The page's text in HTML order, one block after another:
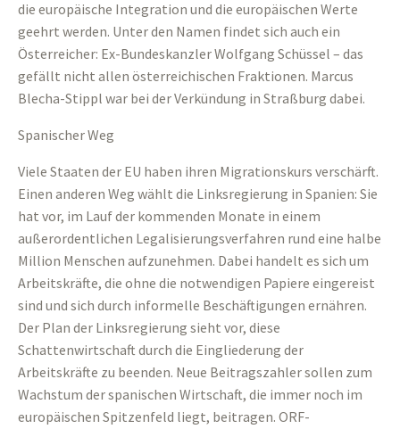
die europäische Integration und die europäischen Werte
geehrt werden. Unter den Namen findet sich auch ein
Österreicher: Ex-Bundeskanzler Wolfgang Schüssel – das
gefällt nicht allen österreichischen Fraktionen. Marcus
Blecha-Stippl war bei der Verkündung in Straßburg dabei.
Spanischer Weg
Viele Staaten der EU haben ihren Migrationskurs verschärft.
Einen anderen Weg wählt die Linksregierung in Spanien: Sie
hat vor, im Lauf der kommenden Monate in einem
außerordentlichen Legalisierungsverfahren rund eine halbe
Million Menschen aufzunehmen. Dabei handelt es sich um
Arbeitskräfte, die ohne die notwendigen Papiere eingereist
sind und sich durch informelle Beschäftigungen ernähren.
Der Plan der Linksregierung sieht vor, diese
Schattenwirtschaft durch die Eingliederung der
Arbeitskräfte zu beenden. Neue Beitragszahler sollen zum
Wachstum der spanischen Wirtschaft, die immer noch im
europäischen Spitzenfeld liegt, beitragen. ORF-